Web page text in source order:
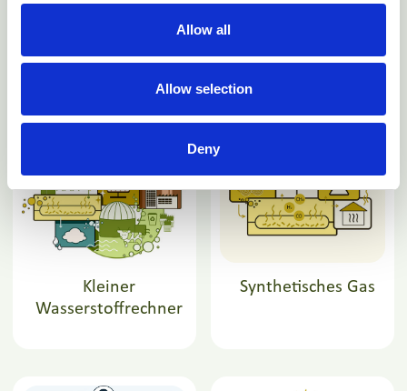
Allow all
Allow selection
Deny
Wasserstoff
Kleiner
Wasserstoffrechner
Synthetisches Gas